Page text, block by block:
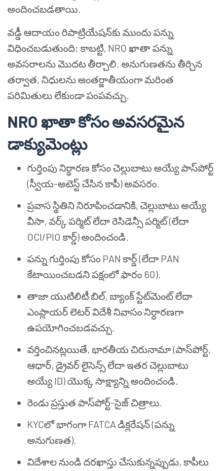
అందించబడతాయి.
వడ్డీ ఆదాయం రిపాట్రియేషన్‌కు ముందు పన్ను
విధించబడుతుంది; కాబట్టి, NRO ఖాతా పన్ను
అవసరాలను మొదట తీర్చాలి. అనుగుణతను తీర్చిన
తర్వాత, నిధులను అంతర్జాతీయంగా మరింత
పరిమితులు లేకుండా పంపవచ్చు.
NRO ఖాతా కోసం అవసరమైన
డాక్యుమెంట్లు
గుర్తింపు నిర్ధారణ కోసం చెల్లుబాటు అయ్యే పాస్‌పోర్ట్
(స్వీయ-అటెస్ట్ చేసిన కాపీ) అవసరం.
ప్రవాస స్థితిని నిరూపించడానికి, చెల్లుబాటు అయ్యే
వీసా, వర్క్ పర్మిట్ లేదా రెసిడెన్సీ పర్మిట్ (లేదా
OCI/PIO కార్డ్) అందించండి.
పన్ను గుర్తింపు కోసం PAN కార్డ్ (లేదా PAN
కేటాయించబడని పక్షంలో ఫారం 60).
తాజా యుటిలిటీ బిల్, బ్యాంక్ స్టేట్‌మెంట్ లేదా
ఎంప్లాయర్ లెటర్ విదేశీ నివాసం నిర్ధారణగా
ఉపయోగించబడవచ్చు.
వర్తించినట్లయితే, భారతీయ చిరునామా (పాస్‌పోర్ట్,
ఆధార్, డ్రైవర్ లైసెన్స్ లేదా ఇతర చెల్లుబాటు
అయ్యే ID) యొక్క సాక్ష్యాన్ని అందించండి.
రెండు ప్రస్తుత పాస్‌పోర్ట్-సైజ్ చిత్రాలు.
KYCలో భాగంగా FATCA డిక్లరేషన్ (పన్ను
అనుగుణత).
విదేశాల నుండి దరఖాస్తు చేసుకున్నప్పుడు, కాపీలు